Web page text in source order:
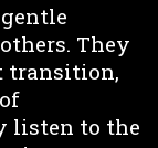
They
transition,
listen to the